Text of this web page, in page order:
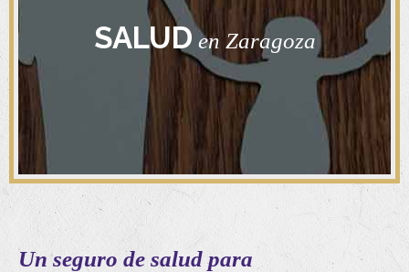
SALUD en Zaragoza
Un seguro de salud para